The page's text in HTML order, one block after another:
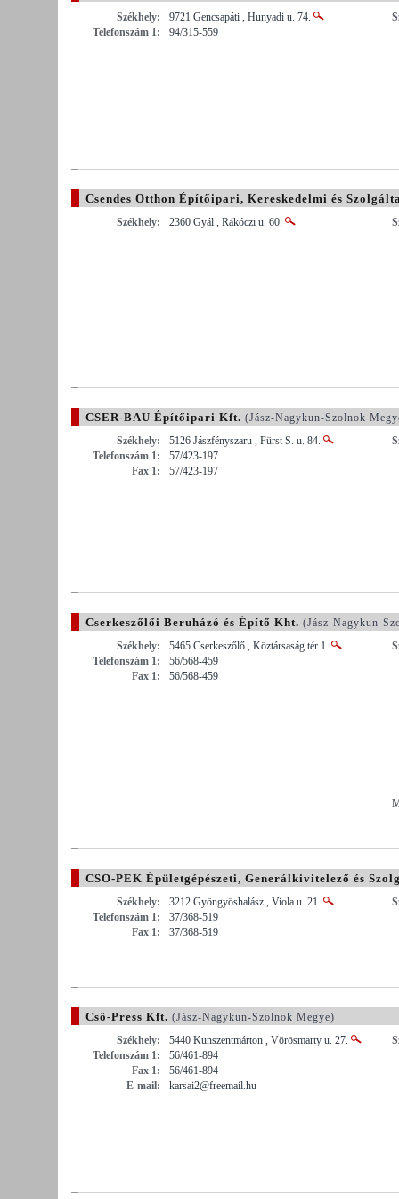
Székhely:
9721 Gencsapáti , Hunyadi u. 74.
Telefonszám 1:
94/315-559
Csendes Otthon Építőipari, Kereskedelmi és
Székhely: 2360 Gyál , Rákóczi u. 60.
CSER-BAU Építőipari Kft. (Jász-Nagykun-Szolnok
Székhely:
5126 Jászfényszaru , Fürst S. u. 84.
Telefonszám 1:
57/423-197
Fax 1:
57/423-197
Cserkeszőlői Beruházó és Építő Kht. (Jász-Nagykun-
Székhely:
5465 Cserkeszőlő , Köztársaság tér 1.
Telefonszám 1:
56/568-459
Fax 1:
56/568-459
CSO-PEK Épületgépészeti, Generálkivitelező és
Székhely:
3212 Gyöngyöshalász , Viola u. 21.
Telefonszám 1:
37/368-519
Fax 1:
37/368-519
Cső-Press Kft. (Jász-Nagykun-Szolnok Megye)
Székhely:
5440 Kunszentmárton , Vörösmarty u. 27.
Telefonszám 1:
56/461-894
Fax 1:
56/461-894
E-mail:
karsai2@freemail.hu